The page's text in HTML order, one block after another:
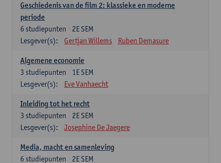
Geschiedenis van de film 2: klassieke en moderne
periode
2E SEM
6 studiepunten
Lesgever(s):
Gertjan Willems Ruben Demasure
Algemene economie
1E SEM
3 studiepunten
Lesgever(s):
Eve Vanhaecht
Inleiding tot het recht
2E SEM
3 studiepunten
Lesgever(s):
Josephine De Jaegere
Media, macht en samenleving
2E SEM
6 studiepunten